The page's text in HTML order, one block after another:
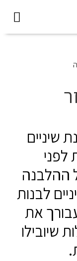
שיניים
לפני
ההלבנה
לבנות
את
שיובילו